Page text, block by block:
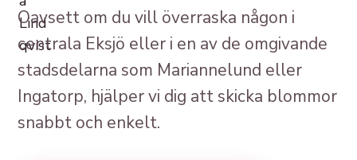
Oavsett om du vill överraska någon i
centrala Eksjö eller i en av de omgivande
stadsdelarna som Mariannelund eller
Ingatorp, hjälper vi dig att skicka blommor
snabbt och enkelt.